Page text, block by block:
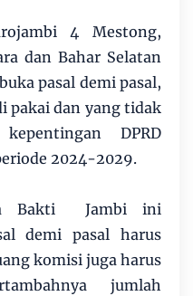
4 Mestong,
dan Bahar Selatan
pasal demi pasal,
pakai dan yang tidak
DPRD
2024-2029.
Bakti Jambi ini
demi pasal harus
komisi juga harus
jumlah